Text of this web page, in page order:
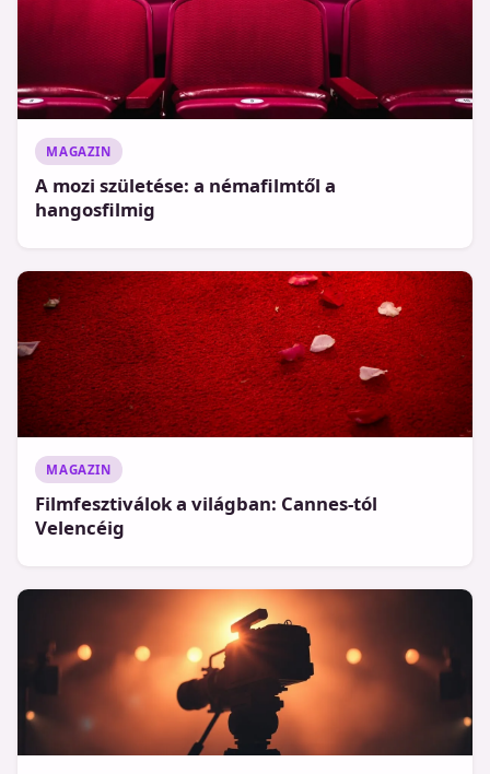
MAGAZIN
A mozi születése: a némafilmtől a
hangosfilmig
MAGAZIN
Filmfesztiválok a világban: Cannes-tól
Velencéig